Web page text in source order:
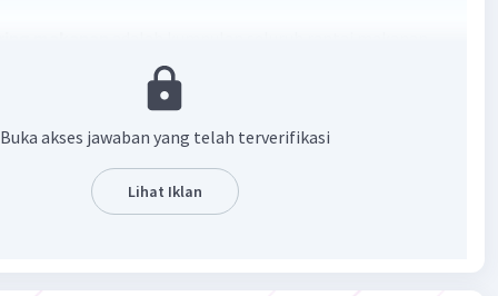
tindih dan saling berhubungan dalam satu ekosistem
Community Level 89
Buka akses jawaban yang telah terverifikasi
Lihat Iklan